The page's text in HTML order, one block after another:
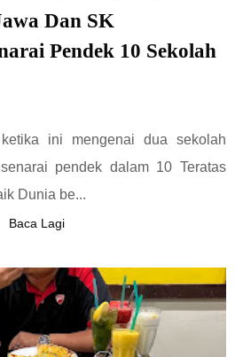
Dan SK
Pendek 10 Sekolah
ini mengenai dua sekolah
pendek dalam 10 Teratas
Dunia be...
Baca Lagi